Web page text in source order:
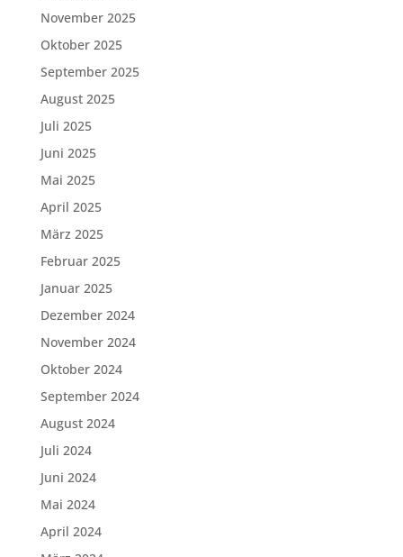
November 2025
Oktober 2025
September 2025
August 2025
Juli 2025
Juni 2025
Mai 2025
April 2025
März 2025
Februar 2025
Januar 2025
Dezember 2024
November 2024
Oktober 2024
September 2024
August 2024
Juli 2024
Juni 2024
Mai 2024
April 2024